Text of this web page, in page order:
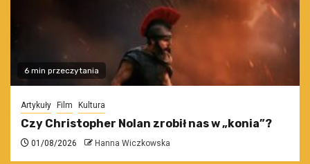
6 min przeczytania
Artykuły Film Kultura
Czy Christopher Nolan zrobił nas w „konia”?
01/08/2026 Hanna Wiczkowska